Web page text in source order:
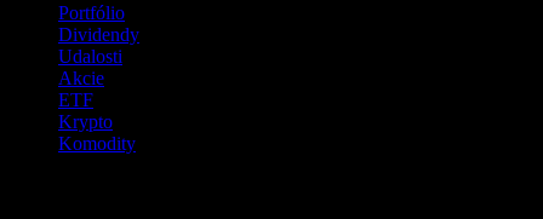
Portfólio
Dividendy
Udalosti
Akcie
ETF
Krypto
Komodity